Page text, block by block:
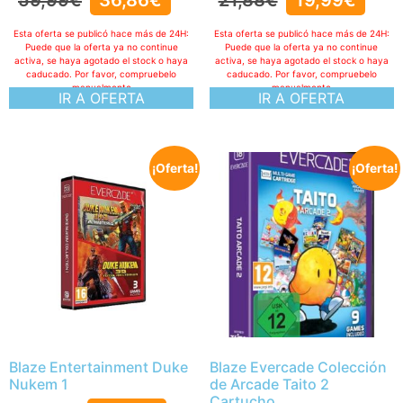
IR A OFERTA
Esta oferta se publicó hace más de 24H:
Puede que la oferta ya no continue
activa, se haya agotado el stock o haya
caducado. Por favor, compruebelo
manualmente
IR A OFERTA
Esta oferta se publicó hace más de 24H:
Puede que la oferta ya no continue
activa, se haya agotado el stock o haya
caducado. Por favor, compruebelo
manualmente
¡Oferta!
Blaze Entertainment Duke
Nukem 1
¡Oferta!
Blaze Evercade Colección
de Arcade Taito 2